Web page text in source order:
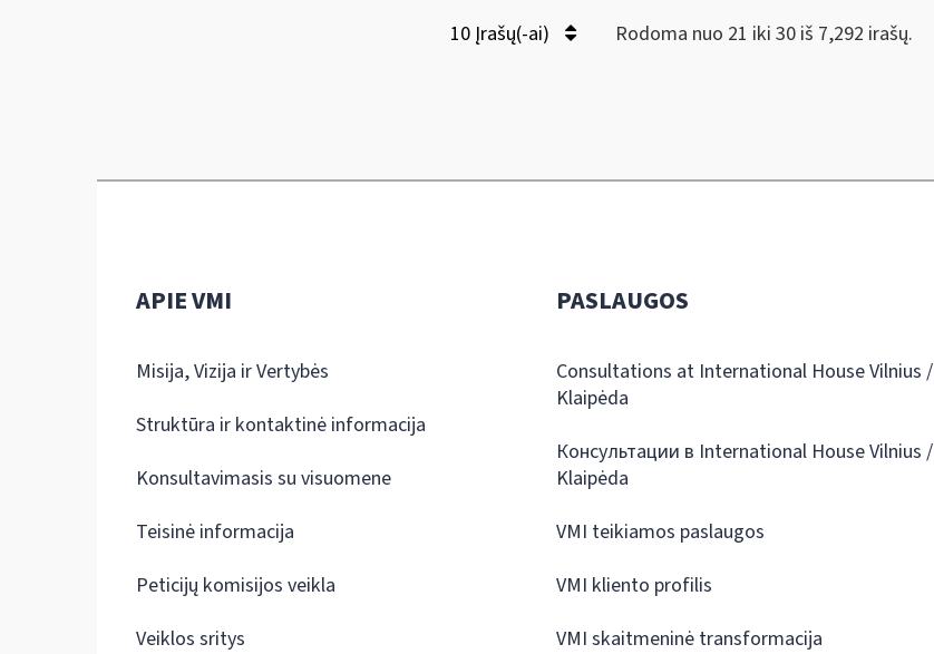
10 Įrašų(-ai) Rodoma nuo 21 iki 30 iš 7,292 irašų.
APIE VMI
Misija, Vizija ir Vertybės
Struktūra ir kontaktinė informacija
Konsultavimasis su visuomene
Teisinė informacija
Peticijų komisijos veikla
Veiklos sritys
PASLAUGOS
Consultations at International House Vilnius /
Klaipėda
Консультации в International House Vilnius /
Klaipėda
VMI teikiamos paslaugos
VMI kliento profilis
VMI skaitmeninė transformacija